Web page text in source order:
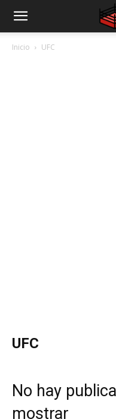
Inicio UFC
UFC
No hay
mostrar